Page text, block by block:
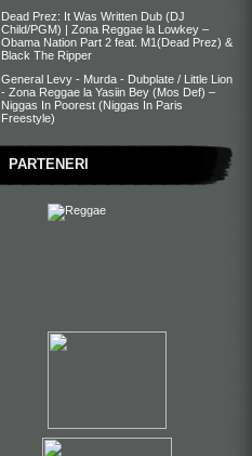
Dead Prez: It Was Written Dub (DJ
Child/PGM) | Zona Reggae la Lowkey –
Obama Nation Part 2 feat. M1(Dead Prez) &
Black The Ripper
General Levy - Murda - Dubplate / Little Lion
- Zona Reggae la Yasiin Bey (Mos Def) –
Niggas In Poorest (Niggas In Paris
Freestyle)
PARTENERI